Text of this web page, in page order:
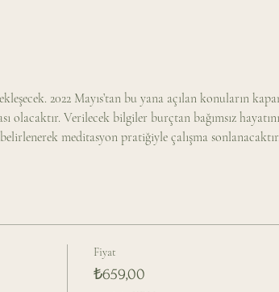
2022 Mayıs’tan bu yana açılan konuların
olacaktır. Verilecek bilgiler burçtan bağımsız
meditasyon pratiğiyle çalışma sonlanacaktır.
Fiyat
₺659,00